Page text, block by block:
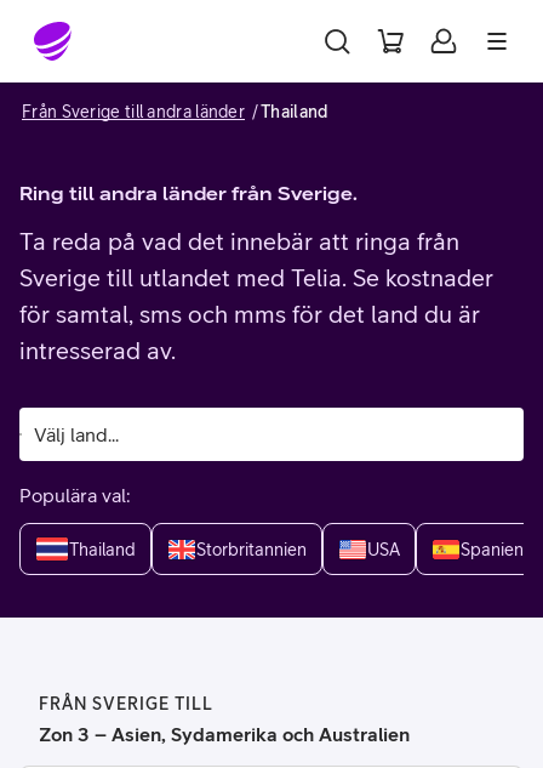
Gå till sidans innehåll
Från Sverige till andra länder Thailand
Ring till andra länder från Sverige.
Ta reda på vad det innebär att ringa från
Sverige till utlandet med Telia. Se kostnader
för samtal, sms och mms för det land du är
intresserad av.
Populära val:
Thailand Storbritannien USA Spanien
FRÅN SVERIGE TILL
Zon 3 – Asien, Sydamerika och Australien